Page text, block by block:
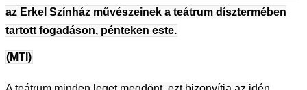
az Erkel Színház művészeinek a teátrum dísztermében
tartott fogadáson, pénteken este.
(MTI)